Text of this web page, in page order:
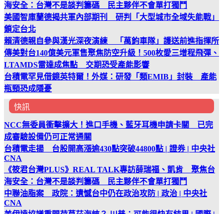
海安全：台灣不是談判籌碼 民主夥伴不會單打獨鬥
美國智庫蘭德揭共軍內部期刊 研判「大型城市全域失能戰」
鎖定台北
賴清德親自參與漢光深夜演練 「萬鈞車隊」護送前進指揮所
傳美對台140億美元軍售聚焦防空升級！500枚愛三增程飛彈、
LTAMDS雷達成焦點 交期恐受產能影響
台積電罕見借鏡英特爾！外媒：研發「類EMIB」封裝 產能
瓶頸恐成隱憂
快訊
NCC無委員衝擊擴大！進口手機、藍牙耳機申請卡關 已完
成審驗設備仍可正常通關
台積電走揚 台股開高漲逾430點突破44800點 | 證券 | 中央社
CNA
《筱君台灣PLUS》REAL TALK專訪薛瑞福、凱肯 聚焦台
海安全：台灣不是談判籌碼 民主夥伴不會單打獨鬥
中聯油脂案 政院：遺憾台中仍在政治攻防 | 政治 | 中央社
CNA